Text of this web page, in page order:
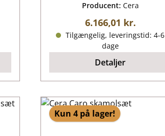
Producent: Cera
Almindelig pris:
6.166,01 kr.
Tilgængelig, leveringstid: 4-6
dage
Detaljer
Kun 4 på lager!